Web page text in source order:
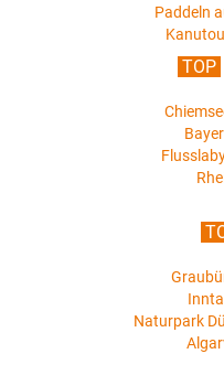
Paddeln
TOP
Naturpark